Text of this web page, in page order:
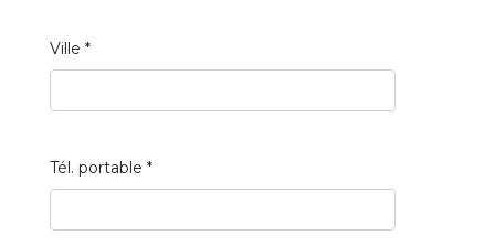
Ville *
Tél. portable *